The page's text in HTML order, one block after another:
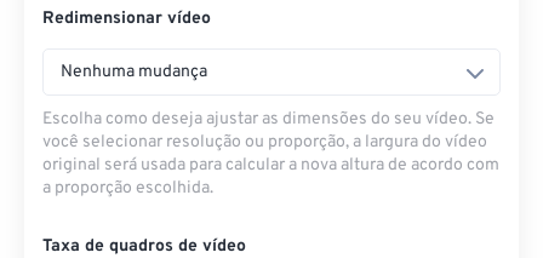
Redimensionar vídeo
Nenhuma mudança
Escolha como deseja ajustar as dimensões do seu vídeo. Se
você selecionar resolução ou proporção, a largura do vídeo
original será usada para calcular a nova altura de acordo com
a proporção escolhida.
Taxa de quadros de vídeo